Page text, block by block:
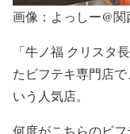
画像：よっしー@関
「牛ノ福 クリスタ
たビフテキ専門店
いう人気店。